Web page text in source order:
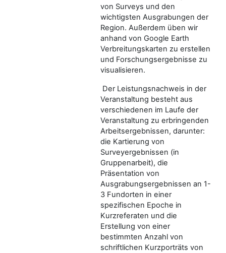
von Surveys und den
wichtigsten Ausgrabungen der
Region. Außerdem üben wir
anhand von Google Earth
Verbreitungskarten zu erstellen
und Forschungsergebnisse zu
visualisieren.
Der Leistungsnachweis in der
Veranstaltung besteht aus
verschiedenen im Laufe der
Veranstaltung zu erbringenden
Arbeitsergebnissen, darunter:
die Kartierung von
Surveyergebnissen (in
Gruppenarbeit), die
Präsentation von
Ausgrabungsergebnissen an 1-
3 Fundorten in einer
spezifischen Epoche in
Kurzreferaten und die
Erstellung von einer
bestimmten Anzahl von
schriftlichen Kurzporträts von